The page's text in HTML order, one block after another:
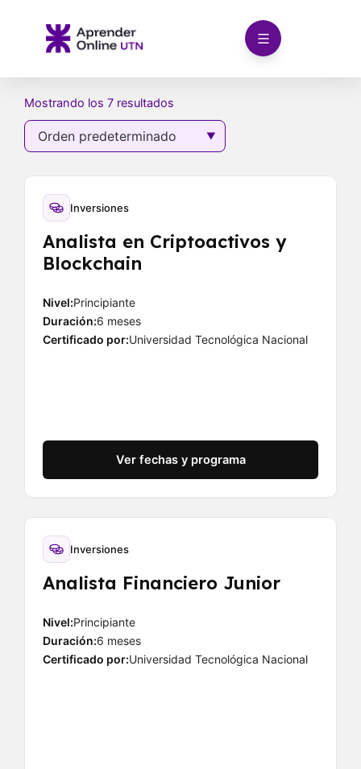
contenido
Mostrando los 7 resultados
Inversiones
Analista en Criptoactivos y
Blockchain
Nivel:Principiante
Duración:6 meses
Certificado por:Universidad Tecnológica Nacional
Ver fechas y programa
Inversiones
Analista Financiero Junior
Nivel:Principiante
Duración:6 meses
Certificado por:Universidad Tecnológica Nacional